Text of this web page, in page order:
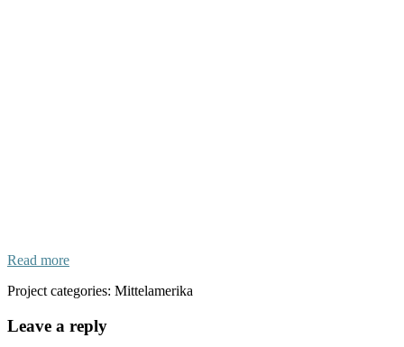
Read more
Project categories: Mittelamerika
Leave a reply